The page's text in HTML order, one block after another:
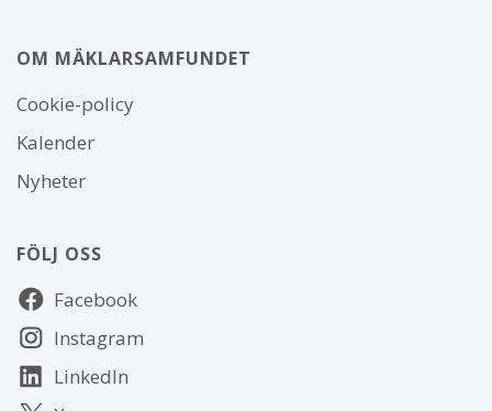
OM MÄKLARSAMFUNDET
Om
webbplatsen
Cookie-policy
Kalender
Nyheter
FÖLJ OSS
Följ
oss Facebook
Instagram
LinkedIn